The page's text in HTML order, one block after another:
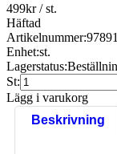
499kr/ st.
Häftad
Artikelnummer:
Enhet:st.
Lagerstatus:
St:
Lägg i varukorg
Beskrivning